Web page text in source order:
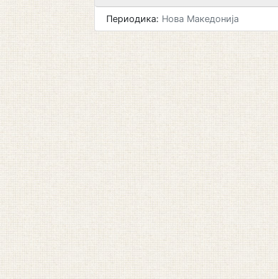
Периодика: Нова Македонија